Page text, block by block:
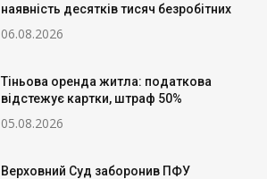
наявність десятків тисяч безробітних
06.08.2026
Тіньова оренда житла: податкова
відстежує картки, штраф 50%
05.08.2026
Верховний Суд заборонив ПФУ